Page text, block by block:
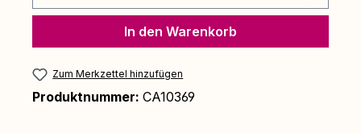
In den Warenkorb
Zum Merkzettel hinzufügen
Produktnummer: CA10369